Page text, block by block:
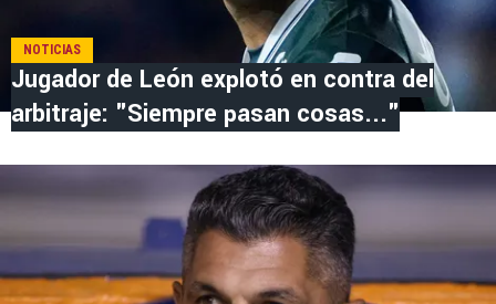
NOTICIAS
Jugador de León explotó en contra del
arbitraje: "Siempre pasan cosas..."